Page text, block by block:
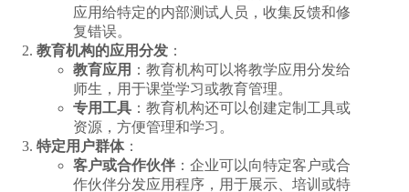
应用给特定的内部测试人员，收集反馈和修
复错误。
教育机构的应用分发 ：
教育应用 ：教育机构可以将教学应用分发给
师生，用于课堂学习或教育管理。
专用工具 ：教育机构还可以创建定制工具或
资源，方便管理和学习。
特定用户群体：
客户或合作伙伴 ：企业可以向特定客户或合
作伙伴分发应用程序，用于展示、培训或特